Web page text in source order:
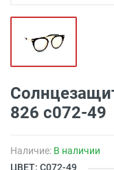
826 с072-49
Наличие: В наличии
ЦВЕТ: С072-49